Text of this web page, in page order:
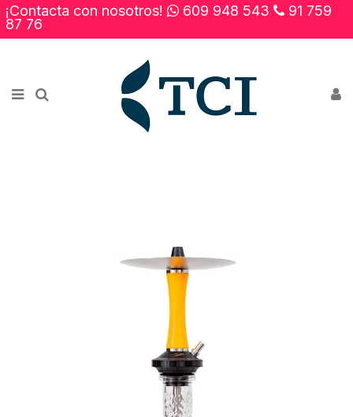
¡Contacta con nosotros! 609 948 543
91 759
87 76
×
Rebajas